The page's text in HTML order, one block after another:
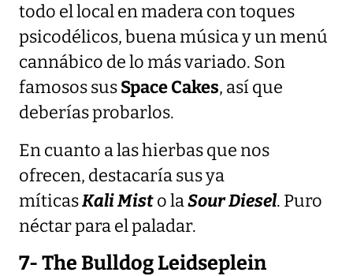
todo el local en madera con toques
psicodélicos, buena música y un menú
cannábico de lo más variado. Son
famosos susSpace Cakes, así que
deberías probarlos.
En cuanto a las hierbas que nos
ofrecen, destacaría sus ya
míticasKaliMisto laSourDiesel. Puro
néctar para el paladar.
7- The Bulldog Leidseplein